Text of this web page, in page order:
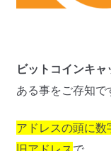
ビットコインキャ
ある事をご存知で
アドレスの頭に